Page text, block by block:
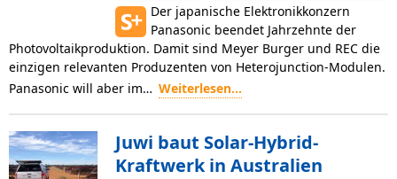
Der japanische Elektronikkonzern
Panasonic beendet Jahrzehnte der
Photovoltaikproduktion. Damit sind Meyer Burger und REC die
einzigen relevanten Produzenten von Heterojunction-Modulen.
Panasonic will aber im… Weiterlesen...
Juwi baut Solar-Hybrid-
Kraftwerk in Australien